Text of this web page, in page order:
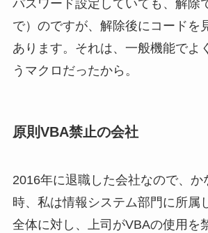
パスワード設定していても、解除
で）のですが、解除後にコードを
あります。それは、一般機能でよ
うマクロだったから。
原則VBA禁止の会社
2016年に退職した会社なので、か
時、私は情報システム部門に所属
全体に対し、上司がVBAの使用を